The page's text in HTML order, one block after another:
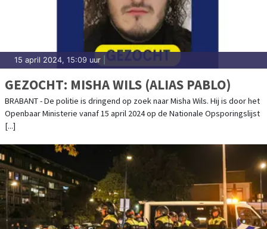
15 april 2024, 15:09 uur
GEZOCHT: MISHA WILS (ALIAS PABLO)
BRABANT - De politie is dringend op zoek naar Misha Wils. Hij is door het
Openbaar Ministerie vanaf 15 april 2024 op de Nationale Opsporingslijst
[...]